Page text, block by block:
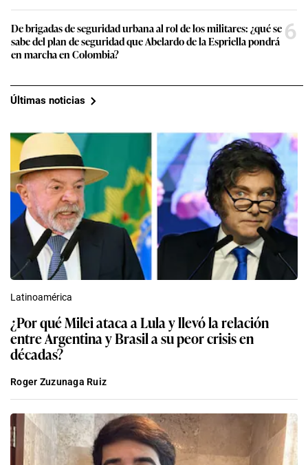
De brigadas de seguridad urbana al rol de los militares: ¿qué se
sabe del plan de seguridad que Abelardo de la Espriella pondrá
en marcha en Colombia?
6
Últimas noticias
Latinoamérica
¿Por qué Milei ataca a Lula y llevó la relación
entre Argentina y Brasil a su peor crisis en
décadas?
Roger Zuzunaga Ruiz